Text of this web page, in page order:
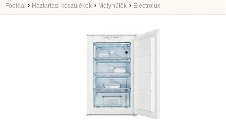
Főoldal › Háztartási készülékek › Mélyhűtők › Electrolux